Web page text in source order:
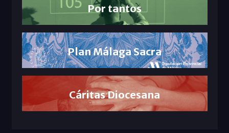
Por tantos
Plan Málaga Sacra
Cáritas Diocesana